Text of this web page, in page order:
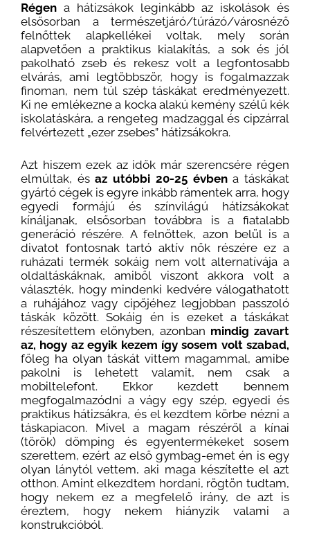
Régen a hátizsákok leginkább az iskolások és
elsősorban a természetjáró/túrázó/városnéző
felnőttek alapkellékei voltak, mely során
alapvetően a praktikus kialakítás, a sok és jól
pakolható zseb és rekesz volt a legfontosabb
elvárás, ami legtöbbször, hogy is fogalmazzak
finoman, nem túl szép táskákat eredményezett.
Ki ne emlékezne a kocka alakú kemény szélű kék
iskolatáskára, a rengeteg madzaggal és cipzárral
felvértezett „ezer zsebes” hátizsákokra.
Azt hiszem ezek az idők már szerencsére régen
elmúltak, ésaz utóbbi 20-25 évbena táskákat
gyártó cégek is egyre inkább rámentek arra, hogy
egyedi formájú és színvilágú hátizsákokat
kínáljanak, elsősorban továbbra is a fiatalabb
generáció részére. A felnőttek, azon belül is a
divatot fontosnak tartó aktív nők részére ez a
ruházati termék sokáig nem volt alternatívája a
oldaltáskáknak, amiből viszont akkora volt a
választék, hogy mindenki kedvére válogathatott
a ruhájához vagy cipőjéhez legjobban passzoló
táskák között. Sokáig én is ezeket a táskákat
részesítettem előnyben, azonban mindig zavart
az, hogy az egyik kezem így sosem volt szabad,
főleg ha olyan táskát vittem magammal, amibe
pakolni is lehetett valamit, nem csak a
mobiltelefont. Ekkor kezdett bennem
megfogalmazódni a vágy egy szép, egyedi és
praktikus hátizsákra, és el kezdtem körbe nézni a
táskapiacon. Mivel a magam részéről a kínai
(török) dömping és egyentermékeket sosem
szerettem, ezért az első gymbag-emet én is egy
olyan lánytól vettem, aki maga készítette el azt
otthon. Amint elkezdtem hordani, rögtön tudtam,
hogy nekem ez a megfelelő irány, de azt is
éreztem, hogy nekem hiányzik valami a
konstrukcióból.